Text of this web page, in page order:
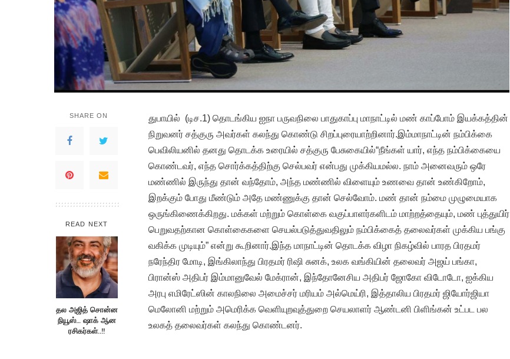
SHARE ON
READ NEXT
தல அஜித் சொன்ன
நியூஸ்… ஷாக் ஆன
ரசிகர்கள்..!!
துபாயில் (டிச.1) தொடங்கிய ஐநா பருவநிலை பாதுகாப்பு மாநாட்டில் மண் காப்போம் இயக்கத்தின்
நிறுவனர் சத்குரு அவர்கள் கலந்து கொண்டு சிறப்புரையாற்றினார்.இம்மாநாட்டின் நம்பிக்கை
பெவிலியனில் தனது தொடக்க உரையில் சத்குரு பேசுகையில்“நீங்கள் யார், எந்த நம்பிக்கையை
கொண்டவர், எந்த சொர்க்கத்திற்கு செல்பவர் என்பது முக்கியமல்ல. நாம் அனைவரும் ஒரே
மண்ணில் இருந்து தான் வந்தோம், அந்த மண்ணில் விளையும் உணவை தான் உண்கிறோம்,
இறக்கும் போது மீண்டும் அதே மண்ணுக்கு தான் செல்வோம். மண் தான் நம்மை முழுமையாக
ஒருங்கிணைக்கிறது. மக்கள் மற்றும் கொள்கை வகுப்பாளர்களிடம் மாற்றத்தையும், மண் புத்துயிர்
பெறுவதற்கான கொள்கைகளை செயல்படுத்துவதிலும் நம்பிக்கைத் தலைவர்கள் முக்கிய பங்கு
வகிக்க முடியும்” என்று கூறினார்.இந்த மாநாட்டின் தொடக்க விழா நிகழ்வில் பாரத பிரதமர்
நரேந்திர மோடி, இங்கிலாந்து பிரதமர் ரிஷி சுனக், உலக வங்கியின் தலைவர் அஜய் பங்கா,
பிரான்ஸ் அதிபர் இம்மானுவேல் மேக்ரான், இந்தோனேசிய அதிபர் ஜோகோ விடோடோ, ஐக்கிய
அரபு எமிரேட்ஸின் காலநிலை அமைச்சர் மரியம் அல்மெய்ரி, இத்தாலிய பிரதமர் ஜியோர்ஜியா
மெலோனி மற்றும் அமெரிக்க வெளியுறவுத்துறை செயலாளர் ஆண்டனி பிளிங்கன் உட்பட பல
உலகத் தலைவர்கள் கலந்து கொண்டனர்.